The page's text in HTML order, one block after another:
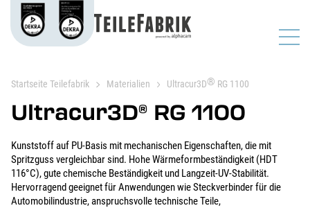
Startseite Teilefabrik Materialien Ultracur3D® RG 1100
Ultracur3D® RG 1100
Kunststoff auf PU-Basis mit mechanischen Eigenschaften, die mit
Spritzguss vergleichbar sind. Hohe Wärmeformbeständigkeit (HDT
116°C), gute chemische Beständigkeit und Langzeit-UV-Stabilität.
Hervorragend geeignet für Anwendungen wie Steckverbinder für die
Automobilindustrie, anspruchsvolle technische Teile,